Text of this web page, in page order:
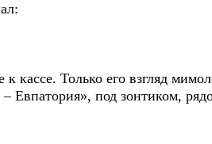
кассе. Только его взгляд
под зонтиком,